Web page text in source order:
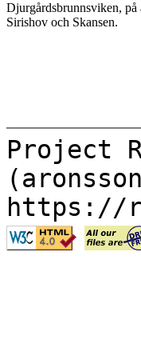
Djurgårdsbrunnsviken, på
Project
https://